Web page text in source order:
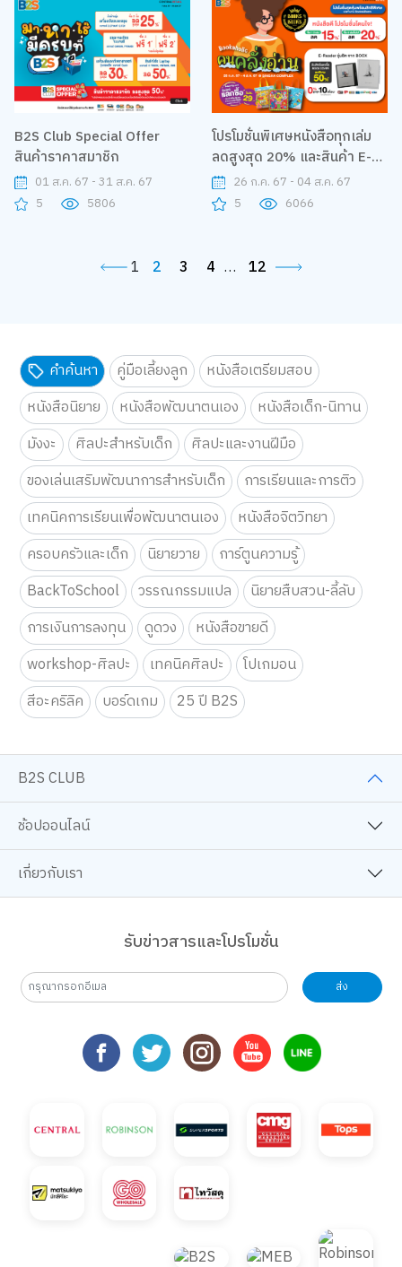
B2S Club Special Offer
สินค้าราคาสมาชิก
01 ส.ค. 67 - 31 ส.ค. 67
5
5806
โปรโมชั่นพิเศษหนังสือทุกเล่ม
ลดสูงสุด 20% และสินค้า E-
Leader ราคาโดนใจพร้อมแลก
ซื้อ Case รับส่วนลดสูงสุด
คอมเพล็ก ชั้น Gระหว่างวันที่ 26
26 ก.ค. 67 - 04 ส.ค. 67
5
6066
1 2 3 4 … 12
คำค้นหา คู่มือเลี้ยงลูก
หนังสือเตรียมสอบ
หนังสือนิยาย
หนังสือพัฒนาตนเอง
หนังสือเด็ก-นิทาน
มังงะ
ศิลปะสำหรับเด็ก
ศิลปะและงานฝีมือ
ของเล่นเสริมพัฒนาการสำหรับเด็ก
การเรียนและการติว
เทคนิคการเรียนเพื่อพัฒนาตนเอง
หนังสือจิตวิทยา
ครอบครัวและเด็ก
นิยายวาย
การ์ตูนความรู้
BackToSchool
วรรณกรรมแปล
นิยายสืบสวน-ลี้ลับ
การเงินการลงทุน
ดูดวง
หนังสือขายดี
workshop-ศิลปะ
เทคนิคศิลปะ
โปเกมอน
สีอะคริลิค
บอร์ดเกม 25 ปี B2S
B2S CLUB
ช้อปออนไลน์
เกี่ยวกับเรา
รับข่าวสารและโปรโมชั่น
ส่ง